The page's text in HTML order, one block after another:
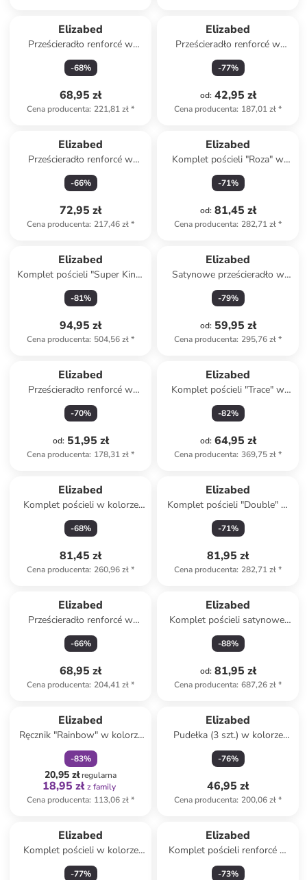
Elizabed
Prześcieradło renforcé w
kolorze niebieskim na gumce
-68%
68,95 zł
Cena producenta: 221,81 zł*
Elizabed
Prześcieradło renforcé w
kolorze antracytowym na
gumce
-77%
od: 42,95 zł
Cena producenta: 187,01 zł*
Elizabed
Prześcieradło renforcé w
kolorze turkusowym na
gumce
-66%
72,95 zł
Cena producenta: 217,46 zł*
Elizabed
Komplet pościeli "Roza" w
kolorze jasnoróżowym
-71%
od: 81,45 zł
Cena producenta: 282,71 zł*
Elizabed
Komplet pościeli "Super King"
w kolorze beżowym
-81%
94,95 zł
Cena producenta: 504,56 zł*
Elizabed
Satynowe prześcieradło w
kolorze białym na gumce
-79%
od: 59,95 zł
Cena producenta: 295,76 zł*
Elizabed
Prześcieradło renforcé w
kolorze beżowym na gumce
-70%
od: 51,95 zł
Cena producenta: 178,31 zł*
Elizabed
Komplet pościeli "Trace" w
kolorze antracytowym
-82%
od: 64,95 zł
Cena producenta: 369,75 zł*
Elizabed
Komplet pościeli w kolorze
biało-jasnoróżowym ze
wzorem
-68%
81,45 zł
Cena producenta: 260,96 zł*
Elizabed
Komplet pościeli "Double" w
kolorze błękitnym
-71%
81,95 zł
Cena producenta: 282,71 zł*
Elizabed
Prześcieradło renforcé w
kolorze białym na gumce
-66%
68,95 zł
Cena producenta: 204,41 zł*
Elizabed
Komplet pościeli satynowej
"Lilyum" w kolorze
jasnoróżowym
-88%
od: 81,95 zł
Cena producenta: 687,26 zł*
Elizabed
Ręcznik "Rainbow" w kolorze
kremowym do rąk
-83%
20,95 złregularna
18,95 zł z family
Cena producenta: 113,06 zł*
Elizabed
Pudełka (3 szt.) w kolorze
jasnobrązowym
-76%
46,95 zł
Cena producenta: 200,06 zł*
Elizabed
Komplet pościeli w kolorze
białym ze wzorem
-77%
Elizabed
Komplet pościeli renforcé w
kolorze jasnobrązowym
-73%